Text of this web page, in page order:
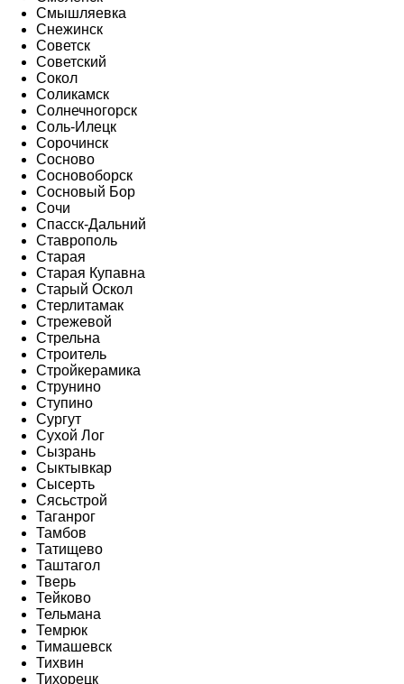
Смышляевка
Снежинск
Советск
Советский
Сокол
Соликамск
Солнечногорск
Соль-Илецк
Сорочинск
Сосново
Сосновоборск
Сосновый Бор
Сочи
Спасск-Дальний
Ставрополь
Старая
Старая Купавна
Старый Оскол
Стерлитамак
Стрежевой
Стрельна
Строитель
Стройкерамика
Струнино
Ступино
Сургут
Сухой Лог
Сызрань
Сыктывкар
Сысерть
Сясьстрой
Таганрог
Тамбов
Татищево
Таштагол
Тверь
Тейково
Тельмана
Темрюк
Тимашевск
Тихвин
Тихорецк